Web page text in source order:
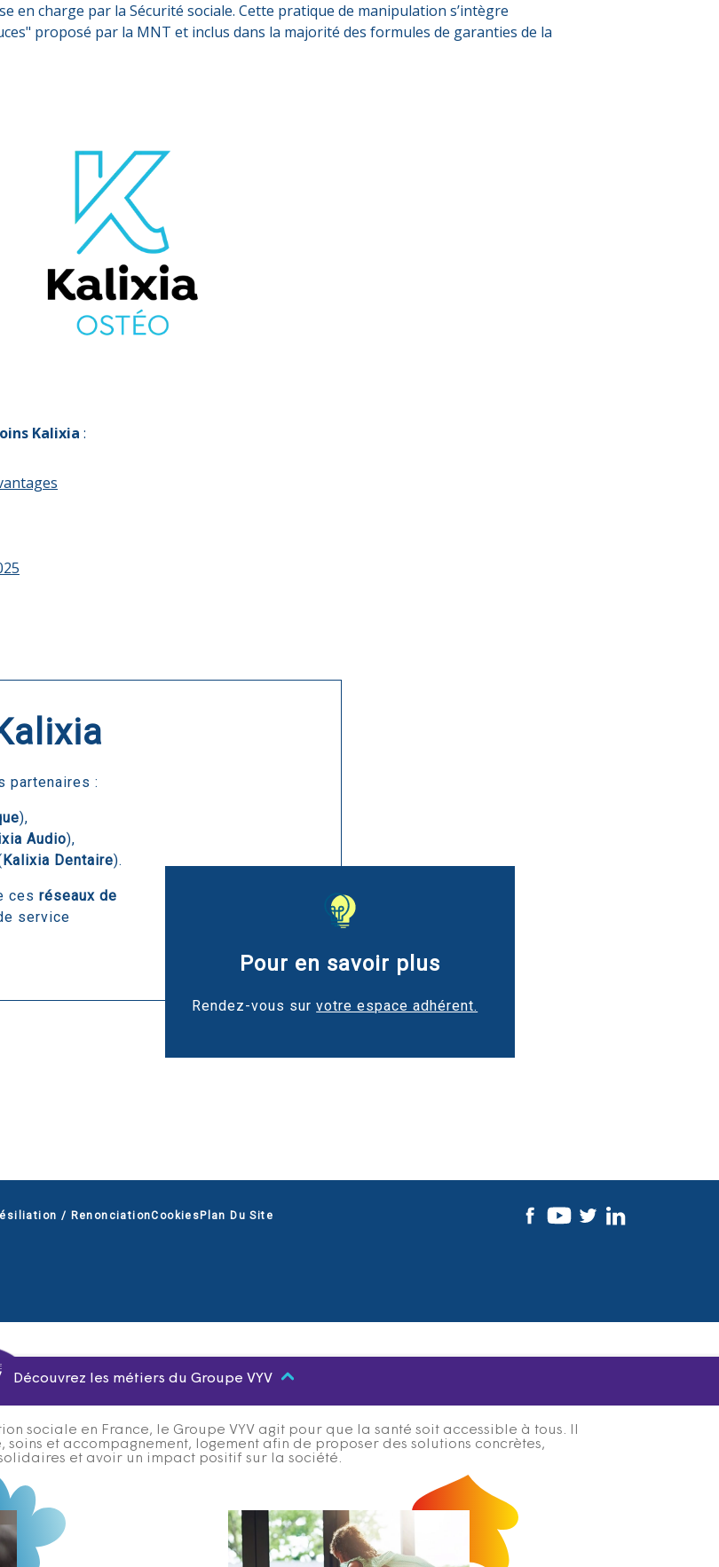
en charge par la Sécurité sociale. Cette pratique de manipulation s’intègre
proposé par la MNT et inclus dans la majorité des formules de garanties de la
Kalixia :
partenaires :
),
Audio),
Kalixia Dentaire).
ces réseaux de
service
Pour en savoir plus
Rendez-vous survotre espace adhérent.
/ RenonciationCookiesPlan Du Site
Découvrez les métiers du Groupe VYV
sociale en France, le Groupe VYV agit pour que la santé soit accessible à tous. Il
soins et accompagnement, logement afin de proposer des solutions concrètes,
et avoir un impact positif sur la société.